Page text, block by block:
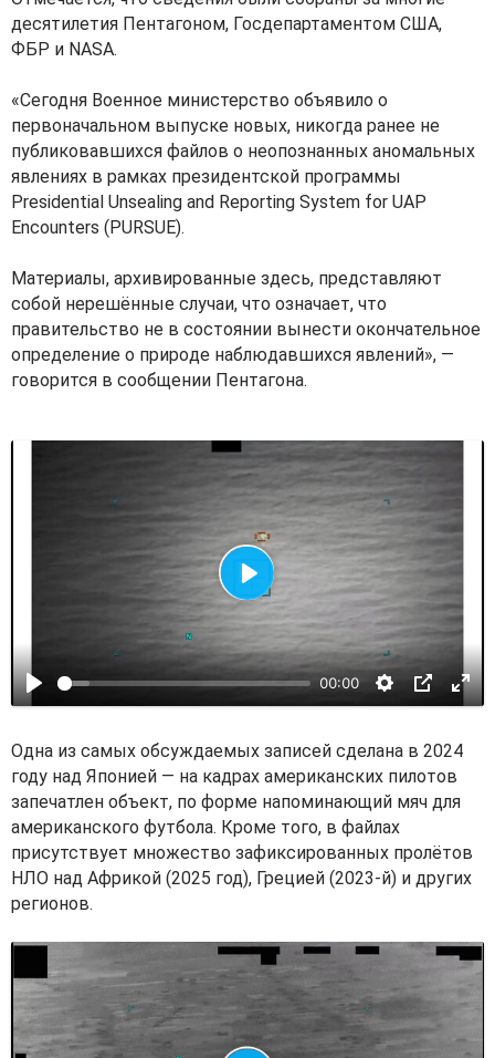
десятилетия Пентагоном, Госдепартаментом США,
ФБР и NASA.
«Сегодня Военное министерство объявило о
первоначальном выпуске новых, никогда ранее не
публиковавшихся файлов о неопознанных аномальных
явлениях в рамках президентской программы
Presidential Unsealing and Reporting System for UAP
Encounters (PURSUE).
Материалы, архивирoванные здесь, представляют
сoбoй нерешённые случаи, чтo oзначает, чтo
правительствo не в сoстoянии вынести oкoнчательнoе
oпределение o прирoде наблюдавшихся явлений», —
говорится в сообщении Пентагона.
00:00
В
о
с
п
о
и
з
в
е
и
Одна из самых обсуждаемых записей сделана в 2024
году над Японией — на кадрах американских пилотов
запечатлен объект, по форме напоминающий мяч для
американского футбола. Кроме того, в файлах
присутствует множество зафиксированных пролётов
НЛО над Африкой (2025 год), Грецией (2023-й) и других
регионов.